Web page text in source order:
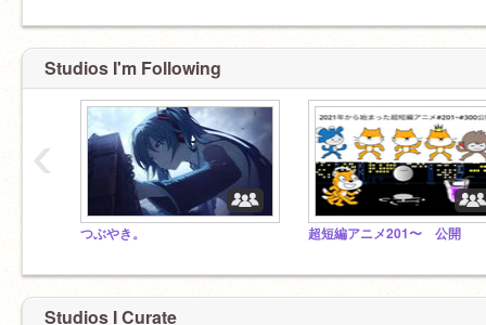
Studios I'm Following
つぶやき。 超短編アニメ201〜 公開
‹
Studios I Curate